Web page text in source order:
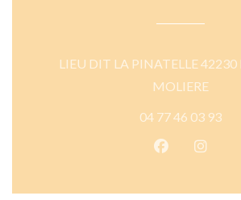
LIEU DIT LA PINATELLE 42230
MOLIERE
04 77 46 03 93
Facebook